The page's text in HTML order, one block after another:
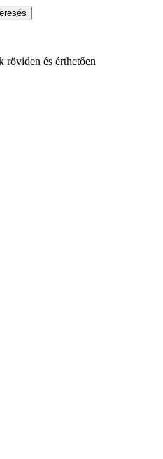
röviden és érthetően